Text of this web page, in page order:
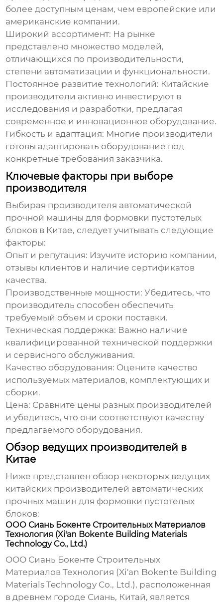
более доступным ценам, чем европейские или
американские компании.
Широкий ассортимент: На рынке
представлено множество моделей,
отличающихся по производительности,
степени автоматизации и функциональности.
Постоянное развитие технологий: Китайские
производители активно инвестируют в
исследования и разработки, предлагая
современное и инновационное оборудование.
Гибкость и адаптация: Многие производители
готовы адаптировать оборудование под
конкретные требования заказчика.
Ключевые факторы при выборе
производителя
Выбирая производителя автоматической
прочной машины для формовки пустотелых
блоков в Китае, следует учитывать следующие
факторы:
Опыт и репутация: Изучите историю компании,
отзывы клиентов и наличие сертификатов
качества.
Производственные мощности: Убедитесь, что
производитель способен обеспечить
требуемый объем и сроки поставки.
Техническая поддержка: Важно наличие
квалифицированной технической поддержки
и сервисного обслуживания.
Качество оборудования: Оцените качество
используемых материалов, комплектующих и
сборки.
Цена: Сравните цены разных производителей
и убедитесь, что они соответствуют качеству
предлагаемого оборудования.
Обзор ведущих производителей в
Китае
Ниже представлен обзор некоторых ведущих
китайских производителей автоматических
прочных машин для формовки пустотелых
блоков:
ООО Сиань Бокенте Строительных Материалов
Технология (Xi'an Bokente Building Materials
Technology Co., Ltd.)
ООО Сиань Бокенте Строительных
Материалов Технология (Xi'an Bokente Building
Materials Technology Co., Ltd.), расположенная
в древнем городе Сиань, Китай, является